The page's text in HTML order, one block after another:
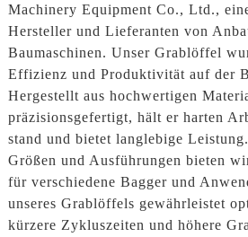
Machinery Equipment Co., Ltd.,
Hersteller und Lieferanten von
Baumaschinen. Unser Grablöffel
Effizienz und Produktivität auf der
Hergestellt aus hochwertigen
präzisionsgefertigt, hält er harten
stand und bietet langlebige
Größen und Ausführungen bieten
für verschiedene Bagger und
unseres Grablöffels gewährleistet
kürzere Zykluszeiten und höhere